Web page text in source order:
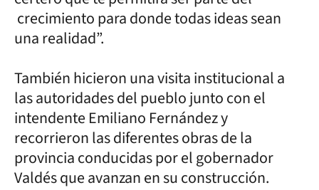
crecimiento para donde todas ideas sean
una realidad”.
También hicieron una visita institucional a
las autoridades del pueblo junto con el
intendente Emiliano Fernández y
recorrieron las diferentes obras de la
provincia conducidas por el gobernador
Valdés que avanzan en su construcción.